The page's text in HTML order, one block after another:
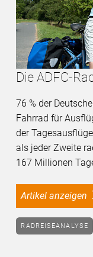
Die ADFC-
76 % der
Fahrrad für
der
als jeder Zweite
167 Millionen
Artikel anzeigen
RADREISEANALYSE